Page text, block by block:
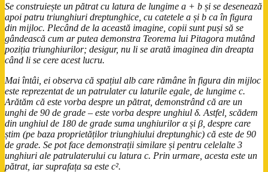
Se construiește un pătrat cu latura de lungime a + b și se desenează
apoi patru triunghiuri dreptunghice, cu catetele a și b ca în figura
din mijloc. Plecând de la această imagine, copii sunt puși să se
gândească cum ar putea demonstra Teorema lui Pitagora mutând
poziția triunghiurilor; desigur, nu li se arată imaginea din dreapta
când li se cere acest lucru.
Mai întâi, ei observa că spațiul alb care rămâne în figura din mijloc
este reprezentat de un patrulater cu laturile egale, de lungime c.
Arătăm că este vorba despre un pătrat, demonstrând că are un
unghi de 90 de grade – este vorba despre unghiul δ. Astfel, scădem
din unghiul de 180 de grade suma unghiurilor α și β, despre care
știm (pe baza proprietăților triunghiului dreptunghic) că este de 90
de grade. Se pot face demonstrații similare și pentru celelalte 3
unghiuri ale patrulaterului cu latura c. Prin urmare, acesta este un
pătrat, iar suprafața sa este c².